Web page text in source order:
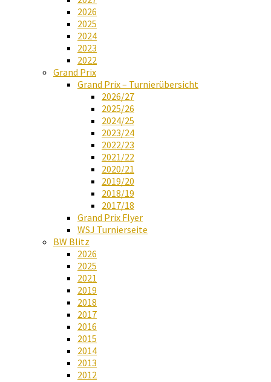
2026
2025
2024
2023
2022
Grand Prix
Grand Prix – Turnierübersicht
2026/27
2025/26
2024/25
2023/24
2022/23
2021/22
2020/21
2019/20
2018/19
2017/18
Grand Prix Flyer
WSJ Turnierseite
BW Blitz
2026
2025
2021
2019
2018
2017
2016
2015
2014
2013
2012